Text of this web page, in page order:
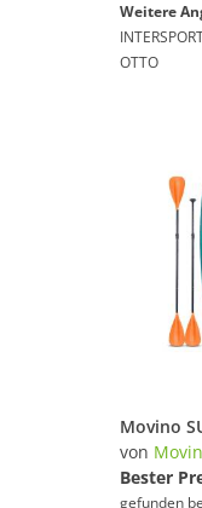
Weitere
OTTO
von
Bester
gefunden